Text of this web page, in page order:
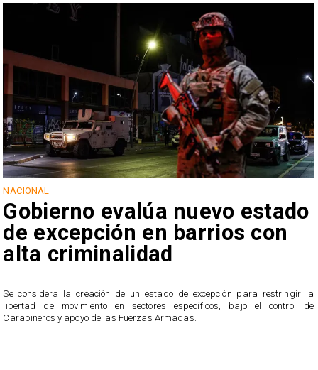
NACIONAL
Gobierno evalúa nuevo estado
de excepción en barrios con
alta criminalidad
Se considera la creación de un estado de excepción para restringir la
libertad de movimiento en sectores específicos, bajo el control de
Carabineros y apoyo de las Fuerzas Armadas.